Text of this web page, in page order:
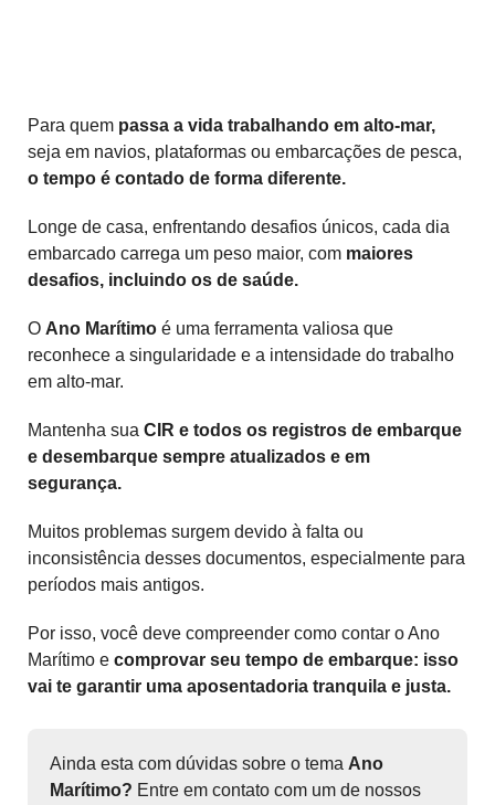
Para quem passa a vida trabalhando em alto-mar,
seja em navios, plataformas ou embarcações de pesca,
o tempo é contado de forma diferente.
Longe de casa, enfrentando desafios únicos, cada dia
embarcado carrega um peso maior, com maiores
desafios, incluindo os de saúde.
O Ano Marítimo é uma ferramenta valiosa que
reconhece a singularidade e a intensidade do trabalho
em alto-mar.
Mantenha sua CIR e todos os registros de embarque
e desembarque sempre atualizados e em
segurança.
Muitos problemas surgem devido à falta ou
inconsistência desses documentos, especialmente para
períodos mais antigos.
Por isso, você deve compreender como contar o Ano
Marítimo e comprovar seu tempo de embarque: isso
vai te garantir uma aposentadoria tranquila e justa.
Ainda esta com dúvidas sobre o tema Ano
Marítimo? Entre em contato com um de nossos